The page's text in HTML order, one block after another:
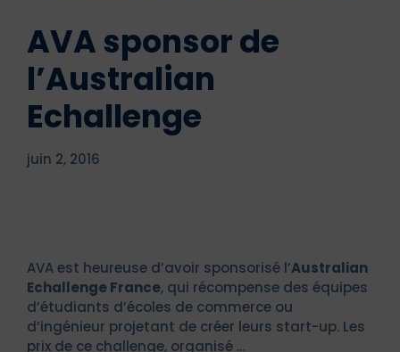
AVA sponsor de
l’Australian
Echallenge
juin 2, 2016
AVA est heureuse d’avoir sponsorisé l’Australian
Echallenge France, qui récompense des équipes
d’étudiants d’écoles de commerce ou
d’ingénieur projetant de créer leurs start-up. Les
prix de ce challenge, organisé …